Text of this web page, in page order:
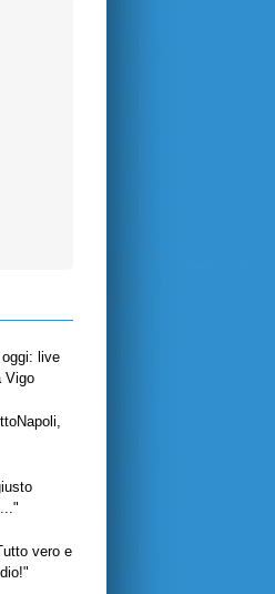
live
Vigo
vero e